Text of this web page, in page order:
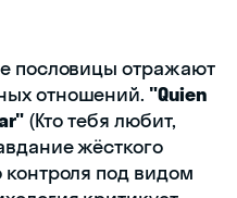
пословицы отражают
отношений. "Quien
(Кто тебя любит,
жёсткого
контроля под видом